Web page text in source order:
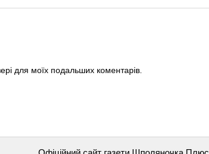
для моїх подальших коментарів.